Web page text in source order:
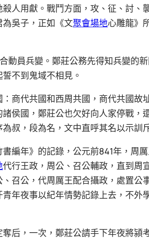
人用獻。戰鬥方面，攻、征、討、
吳子，正如《文聚會場地心雕龍》
動員兵變。鄭莊公務先得知兵變的
不到鬼域不相見。
商代共國和西周共國，商代共國故
侯國，鄭莊公也欠好向人家停戰，
叔，段為名，文中直呼其名以示訓
編年》的記錄，公元前841年，周
代行王政，周公、召公輔政，直到周
召公，代周厲王配合攝政，處置公
年夜事以紀年情勢記錄上去，不外
后，一次，鄭莊公請手下年夜將潁